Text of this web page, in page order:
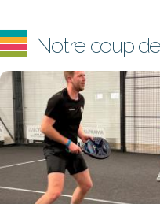
Notre coup de